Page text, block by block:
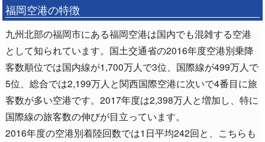
福岡空港の特徴
九州北部の福岡市にある福岡空港は国内でも混雑する空港
として知られています。国土交通省の2016年度空港別乗降
客数順位では国内線が1,700万人で3位、国際線が499万人で
5位、総合では2,199万人と関西国際空港に次いで4番目に旅
客数が多い空港です。2017年度は2,398万人と増加し、特に
国際線の旅客数の伸びが目立っています。
2016年度の空港別着陸回数では1日平均242回と、こちらも